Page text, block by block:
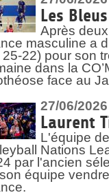
Les
Après
masculine a
25-22) pour son
dans la
face au
27/06/2026
Laurent
L'équipe
Nations
par l'ancien
équipe